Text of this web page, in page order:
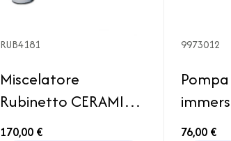
RUB4181
Miscelatore
Rubinetto CERAMIK
DUET Estraibile Con
170,00 €
9973012
Power
76,00 €